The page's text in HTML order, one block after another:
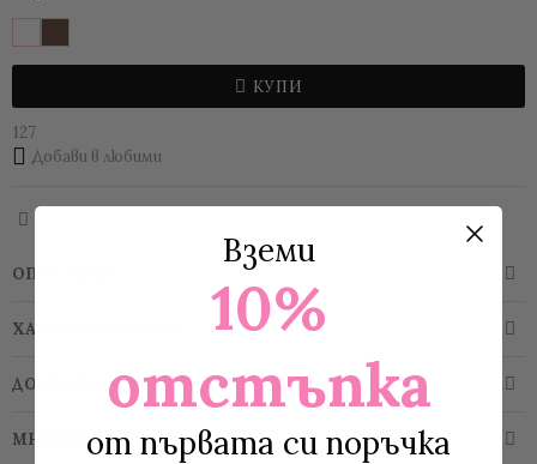
КУПИ
127
Добави в любими
ОПИСАНИЕ
ХАРАКТЕРИСТИКИ
ДОСТАВКА
МНЕНИЯ
Вземи
10%
отстъпка
от първата си поръчка